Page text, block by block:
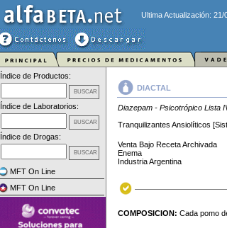
Ultima Actualización: 21/
Índice de Productos:
Índice de Laboratorios:
Índice de Drogas:
MFT On Line
MFT On Line
DIACTAL
Diazepam - Psicotrópico Lista
Tranquilizantes Ansiolíticos
Venta Bajo Receta Archivada
Enema
Industria Argentina
COMPOSICION: Cada pomo